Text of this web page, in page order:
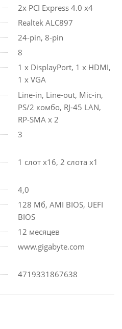
2x PCI Express 4.0 х4
Realtek ALC897
24-pin, 8-pin
8
1 x DisplayPort, 1 x HDMI,
1 x VGA
Line-in, Line-out, Mic-in,
PS/2 комбо, RJ-45 LAN,
RP-SMA x 2
3
1 слот x16, 2 слота x1
4,0
128 Мб, AMI BIOS, UEFI
BIOS
12 месяцев
www.gigabyte.com
4719331867638